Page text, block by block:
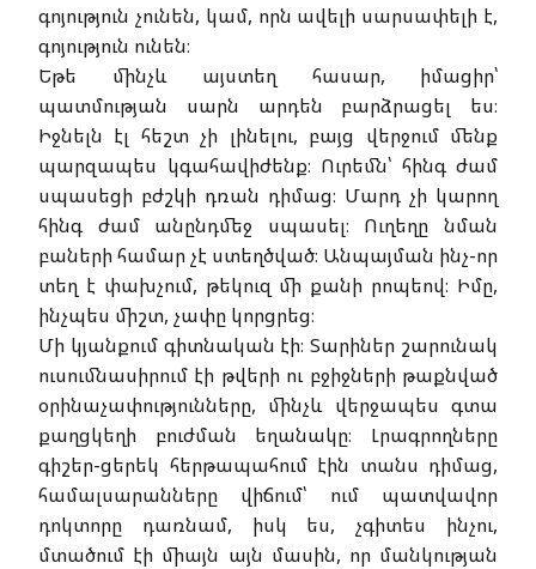
գոյություն չունեն, կամ, որն ավելի սարսափելի է,
գոյություն ունեն։
Եթե մինչև այստեղ հասար, իմացիր՝
պատմության սարն արդեն բարձրացել ես։
Իջնելն էլ հեշտ չի լինելու, բայց վերջում մենք
պարզապես կգահավիժենք։ Ուրեմն՝ հինգ ժամ
սպասեցի բժշկի դռան դիմաց։ Մարդ չի կարող
հինգ ժամ անընդմեջ սպասել։ Ուղեղը նման
բաների համար չէ ստեղծված։ Անպայման ինչ-որ
տեղ է փախչում, թեկուզ մի քանի րոպեով։ Իմը,
ինչպես միշտ, չափը կորցրեց։
Մի կյանքում գիտնական էի։ Տարիներ շարունակ
ուսումնասիրում էի թվերի ու բջիջների թաքնված
օրինաչափությունները, մինչև վերջապես գտա
քաղցկեղի բուժման եղանակը։ Լրագրողները
գիշեր-ցերեկ հերթապահում էին տանս դիմաց,
համալսարանները վիճում՝ ում պատվավոր
դոկտորը դառնամ, իսկ ես, չգիտես ինչու,
մտածում էի միայն այն մասին, որ մանկության